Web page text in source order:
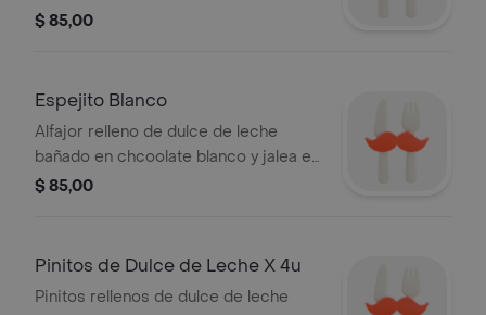
centro .
$ 85,00
Espejito Blanco
Alfajor relleno de dulce de leche
bañado en chcoolate blanco y jalea en
el centro.
$ 85,00
Pinitos de Dulce de Leche X 4u
Pinitos rellenos de dulce de leche